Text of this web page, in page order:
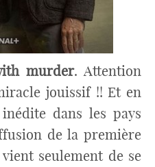
murder. Attention
jouissif !! Et en
dans les pays
de la première
seulement de se